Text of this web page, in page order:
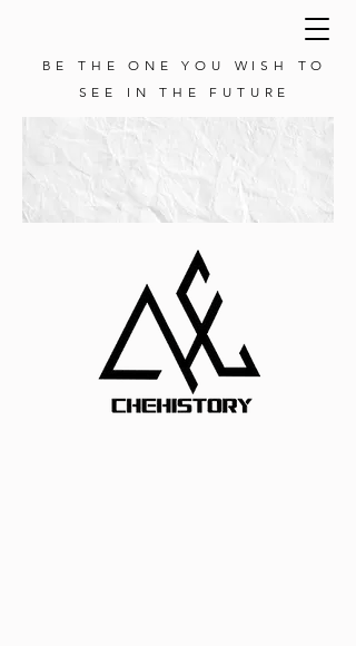
BE THE ONE YOU WISH TO
SEE IN THE FUTURE